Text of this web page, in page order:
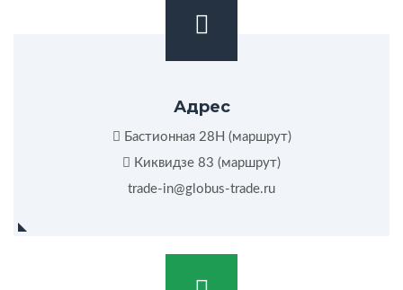
Адрес
Бастионная 28Н (маршрут)
Киквидзе 83 (маршрут)
trade-in@globus-trade.ru